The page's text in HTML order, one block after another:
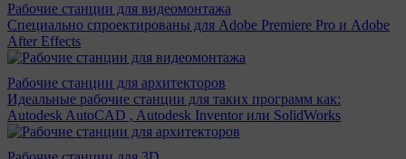
Рабочие станции для видеомонтажа
Специально спроектированы для Adobe Premiere Pro и Adobe
After Effects
Рабочие станции для архитекторов
Идеальные рабочие станции для таких программ как:
Autodesk AutoCAD , Autodesk Inventor или SolidWorks